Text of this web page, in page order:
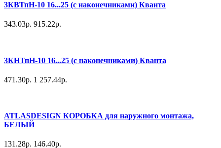
3КВТпН-10 16...25 (с наконечниками) Кванта
343.03р. 915.22р.
3КНТпН-10 16...25 (с наконечниками) Кванта
471.30р. 1 257.44р.
ATLASDESIGN КОРОБКА для наружного монтажа,
БЕЛЫЙ
131.28р. 146.40р.